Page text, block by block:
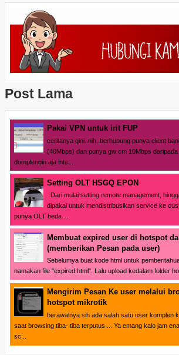
Post Lama
Pakai VPN untuk irit FUP
ceritanya gini..nih..berhubung punya client
(40Mbps) dan punya gw cm 10Mbps
domplengin aja inte...
Setting OLT HSGQ EPON
Dari mulai setting remote management,
dipakai untuk mendistribusikan service ke
punya OLT beda ...
Membuat expired user di hotspot
(memberikan Pesan pada user)
Sebelumya buat kode html untuk
namakan file "expired.html". Lalu upload kedalam folder
Mengirim Pesan Ke user melalui
hotspot mikrotik
berawalnya sih ada salah satu user komplen
saat browsing tiba- tiba terputus.... Ya emang kalo jam
sc...